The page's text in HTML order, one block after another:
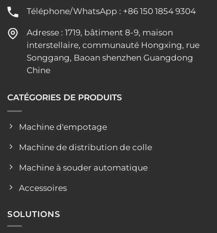
Téléphone/WhatsApp : +86 150 1854 9304
Adresse : 1719, bâtiment 8-9, maison
interstellaire, communauté Hongxing, rue
Songgang, Baoan shenzhen Guangdong
Chine
CATÉGORIES DE PRODUITS
Machine d'empotage
Machine de distribution de colle
Machine à souder automatique
Accessoires
SOLUTIONS